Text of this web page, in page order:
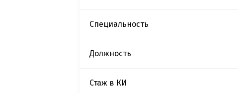
Специальность
Должность
Стаж в КИ